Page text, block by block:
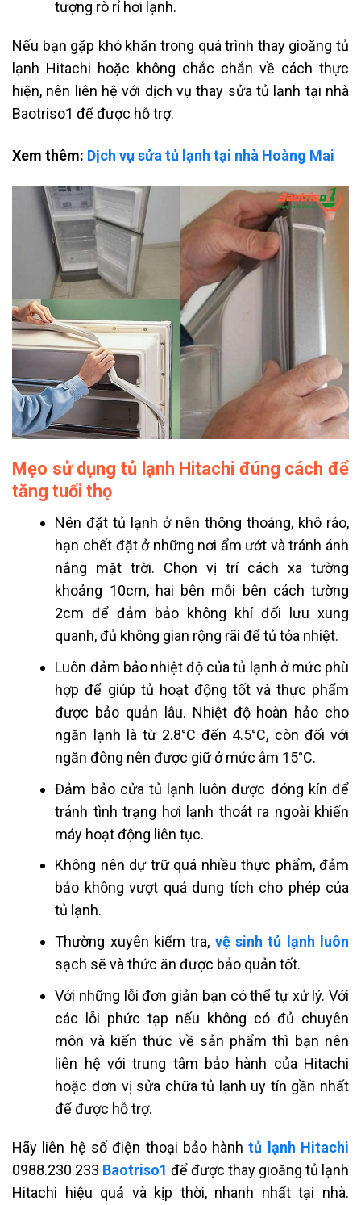
tượng rò rỉ hơi lạnh.
Nếu bạn gặp khó khăn trong quá trình thay gioăng tủ
lạnh Hitachi hoặc không chắc chắn về cách thực
hiện, nên liên hệ với dịch vụ thay sửa tủ lạnh tại nhà
Baotriso1 để được hỗ trợ.
Xem thêm: Dịch vụ sửa tủ lạnh tại nhà Hoàng Mai
Mẹo sử dụng tủ lạnh Hitachi đúng cách để
tăng tuổi thọ
Nên đặt tủ lạnh ở nên thông thoáng, khô ráo,
hạn chết đặt ở những nơi ẩm ướt và tránh ánh
nắng mặt trời. Chọn vị trí cách xa tường
khoảng 10cm, hai bên mỗi bên cách tường
2cm để đảm bảo không khí đối lưu xung
quanh, đủ không gian rộng rãi để tủ tỏa nhiệt.
Luôn đảm bảo nhiệt độ của tủ lạnh ở mức phù
hợp để giúp tủ hoạt động tốt và thực phẩm
được bảo quản lâu. Nhiệt độ hoàn hảo cho
ngăn lạnh là từ 2.8°C đến 4.5°C, còn đối với
ngăn đông nên được giữ ở mức âm 15°C.
Đảm bảo cửa tủ lạnh luôn được đóng kín để
tránh tình trạng hơi lạnh thoát ra ngoài khiến
máy hoạt động liên tục.
Không nên dự trữ quá nhiều thực phẩm, đảm
bảo không vượt quá dung tích cho phép của
tủ lạnh.
Thường xuyên kiểm tra, vệ sinh tủ lạnh luôn
sạch sẽ và thức ăn được bảo quản tốt.
Với những lỗi đơn giản bạn có thể tự xử lý. Với
các lỗi phức tạp nếu không có đủ chuyên
môn và kiến thức về sản phẩm thì bạn nên
liên hệ với trung tâm bảo hành của Hitachi
hoặc đơn vị sửa chữa tủ lạnh uy tín gần nhất
để được hỗ trợ.
Hãy liên hệ số điện thoại bảo hànhtủ lạnh Hitachi
0988.230.233 Baotriso1 để được thay gioăng tủ lạnh
Hitachi hiệu quả và kịp thời, nhanh nhất tại nhà.